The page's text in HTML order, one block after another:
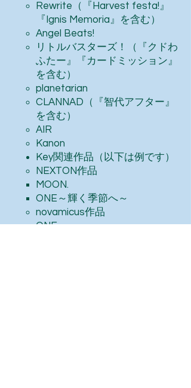
Rewrite（『Harvest festa!』
『Ignis Memoria』を含む）
Angel Beats!
リトルバスターズ！（『クドわ
ふたー』『カードミッション』
を含む）
planetarian
CLANNAD（『智代アフター』
を含む）
AIR
Kanon
Key関連作品（以下は例です）
NEXTON作品
MOON.
ONE～輝く季節へ～
novamicus作品
​ONE.